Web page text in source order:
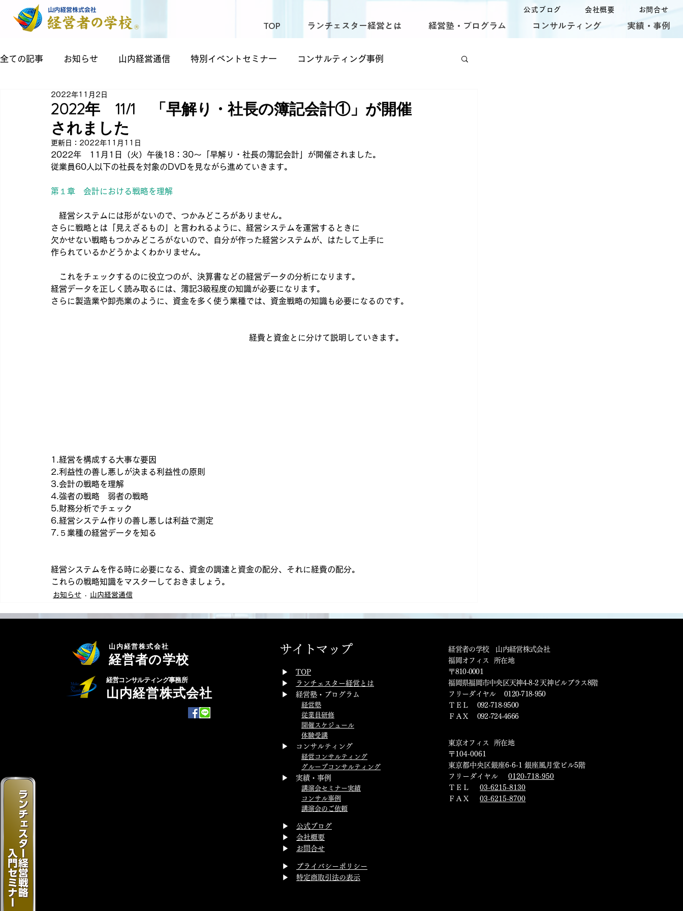
公式ブログ 会社概要 お問合せ
TOP ランチェスター経営とは 経営塾・プログラム コンサルティング 実績・事例
全ての記事 お知らせ 山内経営通信 特別イベントセミナー コンサルティング事例
2022年 11/1 「早解り・社長の簿記会計①」が開催
されました
2022年11月2日
更新日： 2022年11月11日
2022年　11月1日（火）午後18：30～「早解り・社長の簿記会計」が開催されました。
従業員60人以下の社長を対象のDVDを見ながら進めていきます。
第１章　会計における戦略を理解
経営システムには形がないので、つかみどころがありません。
さらに戦略とは「見えざるもの」と言われるように、経営システムを運営するときに
欠かせない戦略もつかみどころがないので、自分が作った経営システムが、はたして上手に
作られているかどうかよくわかりません。
これをチェックするのに役立つのが、決算書などの経営データの分析になります。
経営データを正しく読み取るには、簿記3級程度の知識が必要になります。
さらに製造業や卸売業のように、資金を多く使う業種では、資金戦略の知識も必要になるのです。
経費と資金とに分けて説明していきます。
1.経営を構成する大事な要因
2.利益性の善し悪しが決まる利益性の原則
3.会計の戦略を理解
4.強者の戦略　弱者の戦略
5.財務分析でチェック
6.経営システム作りの善し悪しは利益で測定
7.５業種の経営データを知る
経営システムを作る時に必要になる、資金の調達と資金の配分、それに経費の配分。
これらの戦略知識をマスターしておきましょう。
お知らせ 山内経営通信
山内経営株式会社
経営者の学校
経営コンサルティング事務所
山内経営株式会社
サイトマップ
​▶ TOP
▶
ランチェスター経営とは
▶ 経営塾・プログラム
経営塾
従業員研修
開催スケジュール
体験受講
▶ コンサルティング
経営コンサルティング
グループコンサルティング
▶ 実績・事例
講演会セミナー実績
コンサル事例
講演会のご依頼
▶ 公式ブログ
▶ 会社概要
▶ お問合せ
▶
プライバシーポリシー
▶ 特定商取引法の表示
経営者の学校 山内経営株式会社
福岡オフィス 所在地
〒810-0001
福岡県福岡市中央区天神4-8-2 天神ビルプラス8階
フリーダイヤル 0120-718-950
ＴＥＬ 092-718-9500
ＦＡＸ 092-724-4666
東京オフィス 所在地
〒104-0061
東京都中央区銀座6-6-1 銀座風月堂ビル5階
フリーダイヤル0120-718-950
ＴＥＬ03-6215-8130
ＦＡＸ03-6215-8700